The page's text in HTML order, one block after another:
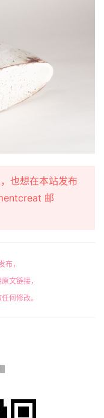
也想在本站发布
邮
布，
文链接，
何修改。